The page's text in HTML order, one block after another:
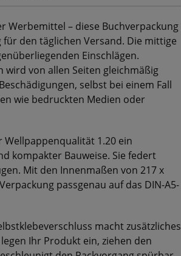
Werbemittel – diese Buchverpackung
den täglichen Versand. Die mittige
Einschlägen.
von allen Seiten gleichmäßig
selbst bei einem Fall
wie bedruckten Medien oder
1.20 ein
kompakter Bauweise. Sie federt
Mit den Innenmaßen von 217 x
passgenau auf das DIN-A5-
macht zusätzliches
Ihr Produkt ein, ziehen den